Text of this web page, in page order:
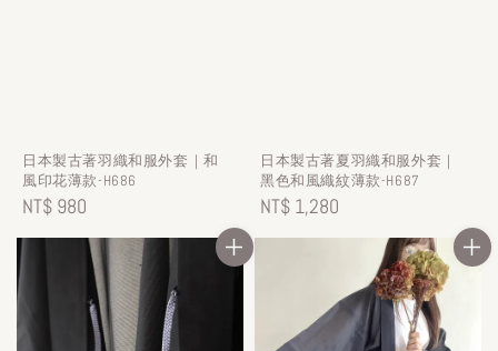
日本製古著羽織和服外套｜和
風印花薄款-H686
Regular
price
NT$ 980
日本製古著夏羽織和服外套｜
黑色和風織紋薄款-H687
Regular
price
NT$ 1,280